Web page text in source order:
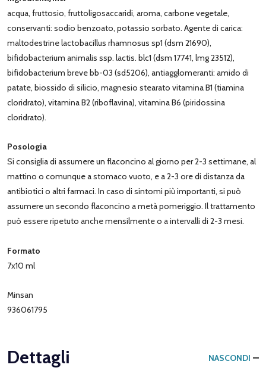
acqua, fruttosio, fruttoligosaccaridi, aroma, carbone vegetale,
conservanti: sodio benzoato, potassio sorbato. Agente di carica:
maltodestrine lactobacillus rhamnosus sp1 (dsm 21690),
bifidobacterium animalis ssp. lactis. blc1 (dsm 17741, lmg 23512),
bifidobacterium breve bb-03 (sd5206), antiagglomeranti: amido di
patate, biossido di silicio, magnesio stearato vitamina B1 (tiamina
cloridrato), vitamina B2 (riboflavina), vitamina B6 (piridossina
cloridrato).
Posologia
Si consiglia di assumere un flaconcino al giorno per 2-3 settimane, al
mattino o comunque a stomaco vuoto, e a 2-3 ore di distanza da
antibiotici o altri farmaci. In caso di sintomi più importanti, si può
assumere un secondo flaconcino a metà pomeriggio. Il trattamento
può essere ripetuto anche mensilmente o a intervalli di 2-3 mesi.
Formato
7x10 ml
Minsan
936061795
Dettagli NASCONDI